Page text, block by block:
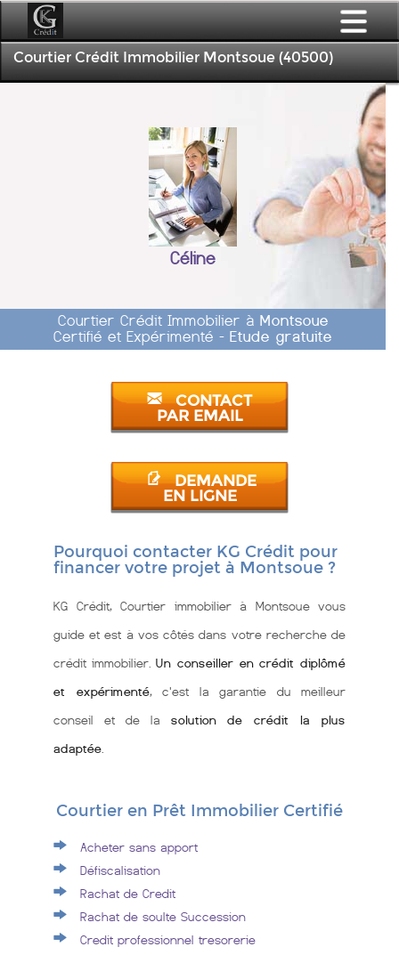
Courtier Crédit Immobilier Montsoue (40500)
Céline
Courtier Crédit Immobilier à Montsoue
Certifié et Expérimenté - Etude gratuite
CONTACT
PAR EMAIL
DEMANDE
EN LIGNE
Pourquoi contacter KG Crédit pour
financer votre projet à Montsoue ?
KG Crédit, Courtier immobilier à Montsoue vous
guide et est à vos côtés dans votre recherche de
crédit immobilier.Un conseiller en crédit diplômé
et expérimenté, c'est la garantie du meilleur
conseil et de la solution de crédit la plus
adaptée
Courtier en Prêt Immobilier Certifié
Acheter sans apport
Défiscalisation
Rachat de Credit
Rachat de soulte Succession
Credit professionnel tresorerie